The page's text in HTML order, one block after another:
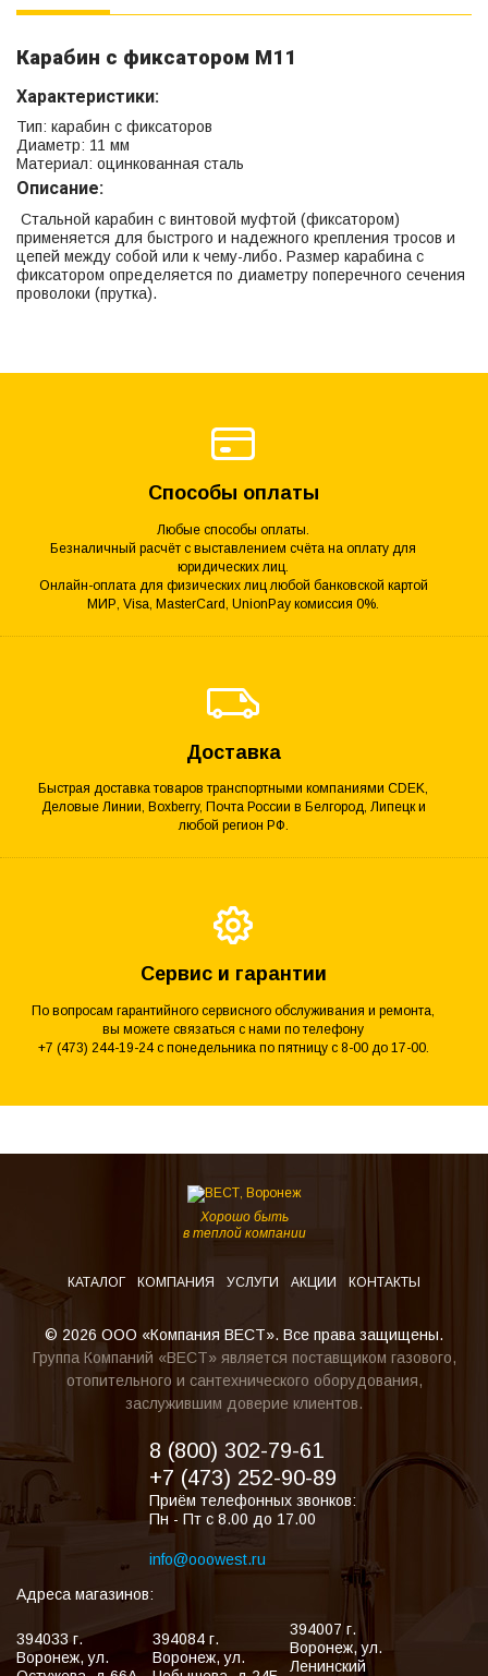
Карабин с фиксатором М11
Характеристики:
Тип: карабин с фиксаторов
Диаметр: 11 мм
Материал: оцинкованная сталь
Описание:
Стальной карабин с винтовой муфтой (фиксатором)
применяется для быстрого и надежного крепления тросов и
цепей между собой или к чему-либо. Размер карабина c
фиксатором определяется по диаметру поперечного сечения
проволоки (прутка).
Способы оплаты
Любые способы оплаты.
Безналичный расчёт с выставлением счёта на оплату для
юридических лиц.
Онлайн-оплата для физических лиц любой банковской картой
МИР, Visa, MasterCard, UnionPay комиссия 0%.
Доставка
Быстрая доставка товаров транспортными компаниями CDEK,
Деловые Линии, Boxberry, Почта России в Белгород, Липецк и
любой регион РФ.
Сервис и гарантии
По вопросам гарантийного сервисного обслуживания и ремонта,
вы можете связаться с нами по телефону
+7 (473) 244-19-24 с понедельника по пятницу с 8-00 до 17-00.
Хорошо быть
в теплой компании
КАТАЛОГ КОМПАНИЯ УСЛУГИ АКЦИИ КОНТАКТЫ
© 2026 ООО «Компания ВЕСТ». Все права защищены.
Группа Компаний «ВЕСТ» является поставщиком газового,
отопительного и сантехнического оборудования,
заслужившим доверие клиентов.
8 (800) 302-79-61
+7 (473) 252-90-89
Приём телефонных звонков:
Пн - Пт с 8.00 до 17.00
info@ooowest.ru
Адреса магазинов:
394033 г.
Воронеж,ул.
394084 г.
Воронеж,ул.
394007 г.
Воронеж,ул.
Ленинский